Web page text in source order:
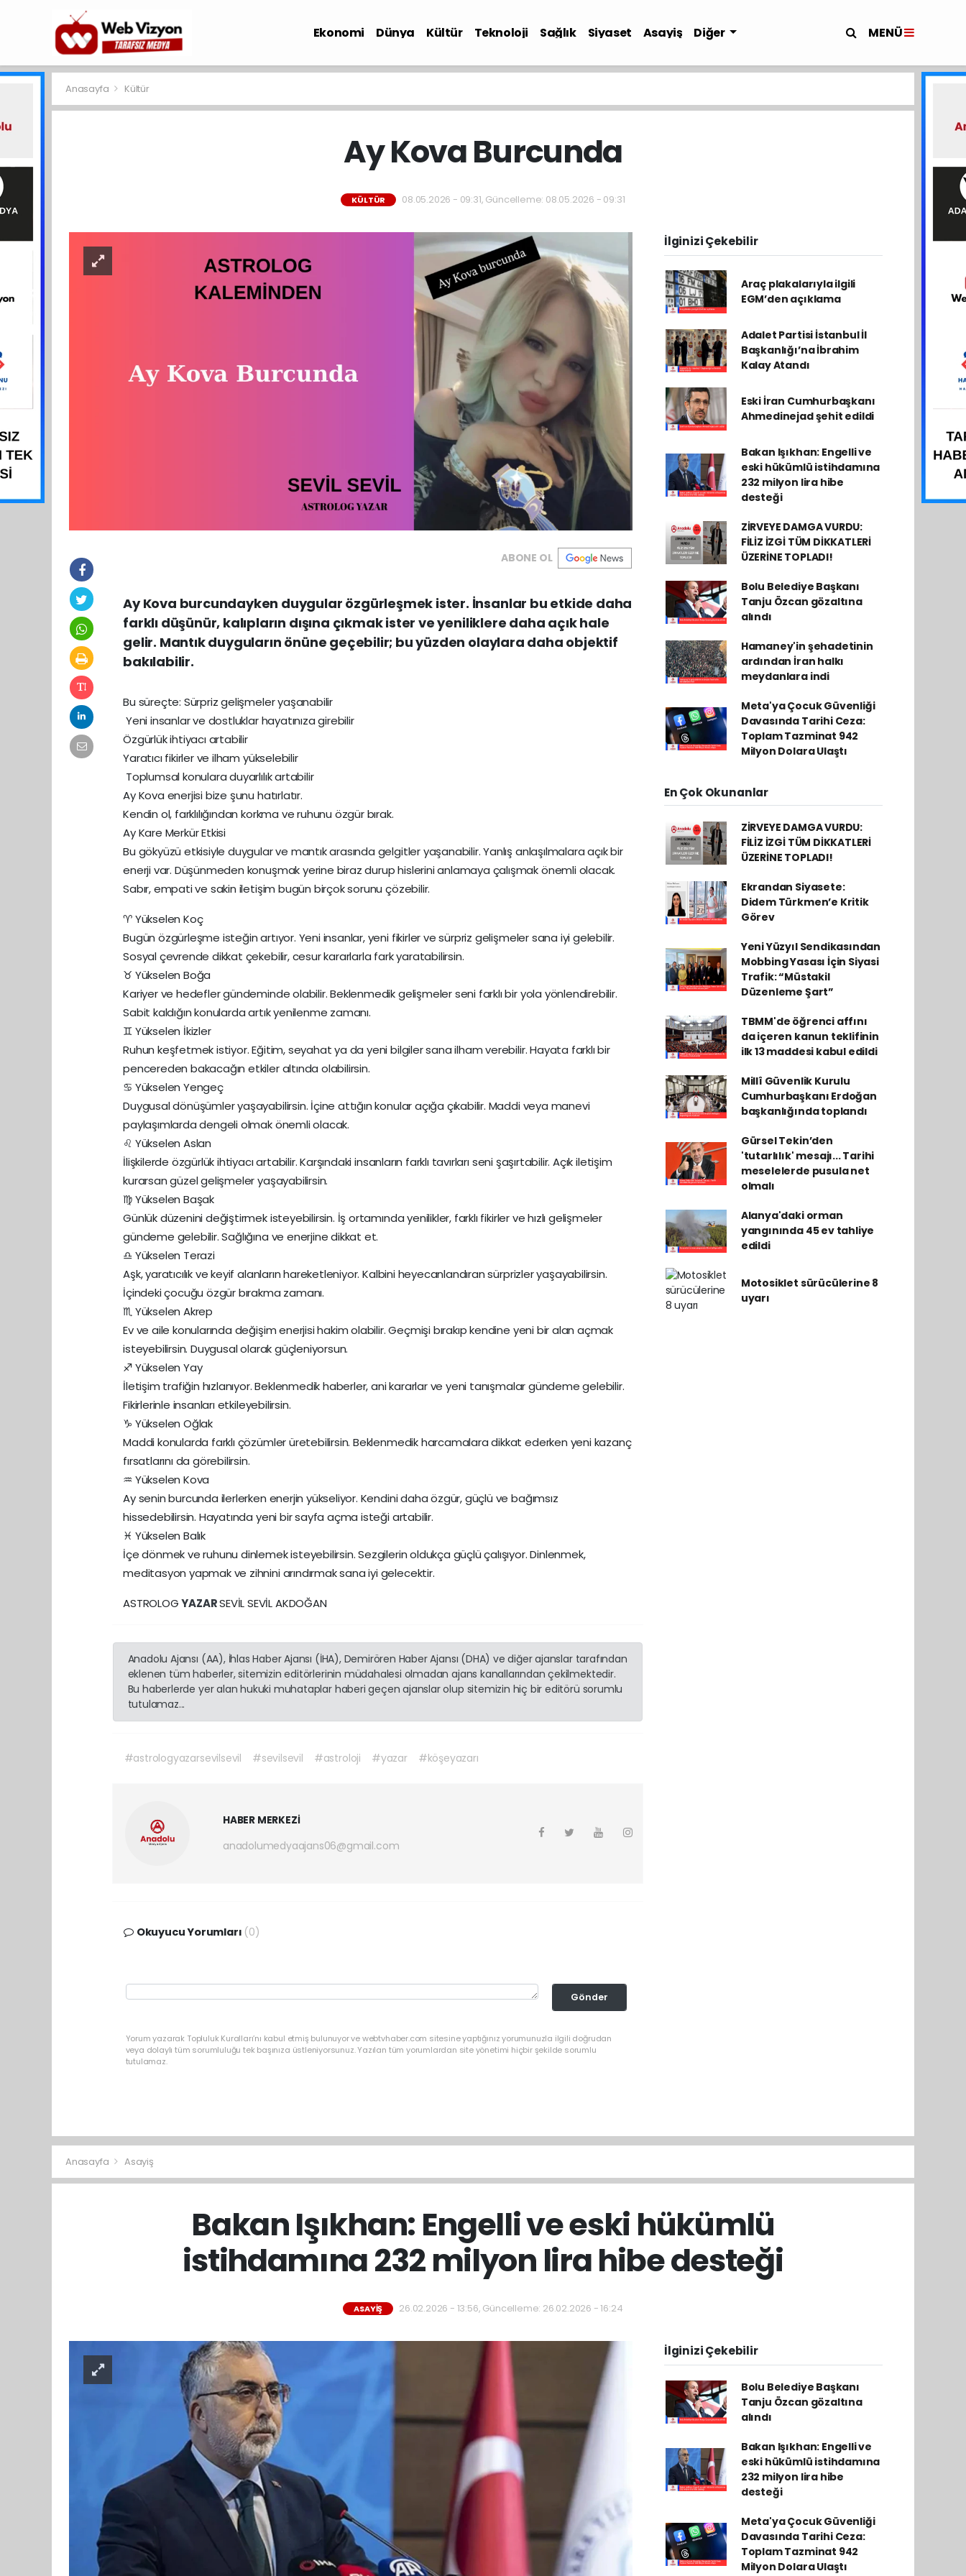
Ekonomi Dünya Kültür Teknoloji Sağlık Siyaset Asayiş Diğer MENÜ
Anasayfa Kültür
Ay Kova Burcunda
KÜLTÜR 08.05.2026 - 09:31, Güncelleme: 08.05.2026 - 09:31
ABONE OL
Ay Kova burcundayken duygular özgürleşmek ister. İnsanlar bu etkide daha
farklı düşünür, kalıpların dışına çıkmak ister ve yeniliklere daha açık hale
gelir. Mantık duyguların önüne geçebilir; bu yüzden olaylara daha objektif
bakılabilir.
Bu süreçte: Sürpriz gelişmeler yaşanabilir
Yeni insanlar ve dostluklar hayatınıza girebilir
Özgürlük ihtiyacı artabilir
Yaratıcı fikirler ve ilham yükselebilir
Toplumsal konulara duyarlılık artabilir
Ay Kova enerjisi bize şunu hatırlatır.
Kendin ol, farklılığından korkma ve ruhunu özgür bırak.
Ay Kare Merkür Etkisi
Bu gökyüzü etkisiyle duygular ve mantık arasında gelgitler yaşanabilir. Yanlış anlaşılmalara açık bir
enerji var. Düşünmeden konuşmak yerine biraz durup hislerini anlamaya çalışmak önemli olacak.
Sabır, empati ve sakin iletişim bugün birçok sorunu çözebilir.
♈ Yükselen Koç
Bugün özgürleşme isteğin artıyor. Yeni insanlar, yeni fikirler ve sürpriz gelişmeler sana iyi gelebilir.
Sosyal çevrende dikkat çekebilir, cesur kararlarla fark yaratabilirsin.
♉ Yükselen Boğa
Kariyer ve hedefler gündeminde olabilir. Beklenmedik gelişmeler seni farklı bir yola yönlendirebilir.
Sabit kaldığın konularda artık yenilenme zamanı.
♊ Yükselen İkizler
Ruhun keşfetmek istiyor. Eğitim, seyahat ya da yeni bilgiler sana ilham verebilir. Hayata farklı bir
pencereden bakacağın etkiler altında olabilirsin.
♋ Yükselen Yengeç
Duygusal dönüşümler yaşayabilirsin. İçine attığın konular açığa çıkabilir. Maddi veya manevi
paylaşımlarda dengeli olmak önemli olacak.
♌ Yükselen Aslan
İlişkilerde özgürlük ihtiyacı artabilir. Karşındaki insanların farklı tavırları seni şaşırtabilir. Açık iletişim
kurarsan güzel gelişmeler yaşayabilirsin.
♍ Yükselen Başak
Günlük düzenini değiştirmek isteyebilirsin. İş ortamında yenilikler, farklı fikirler ve hızlı gelişmeler
gündeme gelebilir. Sağlığına ve enerjine dikkat et.
♎ Yükselen Terazi
Aşk, yaratıcılık ve keyif alanların hareketleniyor. Kalbini heyecanlandıran sürprizler yaşayabilirsin.
İçindeki çocuğu özgür bırakma zamanı.
♏ Yükselen Akrep
Ev ve aile konularında değişim enerjisi hakim olabilir. Geçmişi bırakıp kendine yeni bir alan açmak
isteyebilirsin. Duygusal olarak güçleniyorsun.
♐ Yükselen Yay
İletişim trafiğin hızlanıyor. Beklenmedik haberler, ani kararlar ve yeni tanışmalar gündeme gelebilir.
Fikirlerinle insanları etkileyebilirsin.
♑ Yükselen Oğlak
Maddi konularda farklı çözümler üretebilirsin. Beklenmedik harcamalara dikkat ederken yeni kazanç
fırsatlarını da görebilirsin.
♒ Yükselen Kova
Ay senin burcunda ilerlerken enerjin yükseliyor. Kendini daha özgür, güçlü ve bağımsız
hissedebilirsin. Hayatında yeni bir sayfa açma isteği artabilir.
♓ Yükselen Balık
İçe dönmek ve ruhunu dinlemek isteyebilirsin. Sezgilerin oldukça güçlü çalışıyor. Dinlenmek,
meditasyon yapmak ve zihnini arındırmak sana iyi gelecektir.
ASTROLOGYAZARSEVİL SEVİL AKDOĞAN
Anadolu Ajansı (AA), İhlas Haber Ajansı (İHA), Demirören Haber Ajansı (DHA) ve diğer ajanslar tarafından
eklenen tüm haberler, sitemizin editörlerinin müdahalesi olmadan ajans kanallarından çekilmektedir.
Bu haberlerde yer alan hukuki muhataplar haberi geçen ajanslar olup sitemizin hiç bir editörü sorumlu
tutulamaz...
#astrologyazarsevilsevil #sevilsevil #astroloji #yazar #köşeyazarı
HABER MERKEZİ
anadolumedyaajans06@gmail.com
Okuyucu Yorumları (0)
Gönder
Yorum yazarak Topluluk Kuralları’nı kabul etmiş bulunuyor ve webtvhaber.com sitesine yaptığınız yorumunuzla ilgili doğrudan
veya dolaylı tüm sorumluluğu tek başınıza üstleniyorsunuz. Yazılan tüm yorumlardan site yönetimi hiçbir şekilde sorumlu
tutulamaz.
İlginizi Çekebilir
Araç plakalarıyla ilgili
EGM’den açıklama
Adalet Partisi İstanbul İl
Başkanlığı’na İbrahim
Kalay Atandı
Eski İran Cumhurbaşkanı
Ahmedinejad şehit edildi
Bakan Işıkhan: Engelli ve
eski hükümlü istihdamına
232 milyon lira hibe
desteği
ZİRVEYE DAMGA VURDU:
FİLİZ İZGİ TÜM DİKKATLERİ
ÜZERİNE TOPLADI!
Bolu Belediye Başkanı
Tanju Özcan gözaltına
alındı
Hamaney'in şehadetinin
ardından İran halkı
meydanlara indi
Meta'ya Çocuk Güvenliği
Davasında Tarihi Ceza:
Toplam Tazminat 942
Milyon Dolara Ulaştı
En Çok Okunanlar
ZİRVEYE DAMGA VURDU:
FİLİZ İZGİ TÜM DİKKATLERİ
ÜZERİNE TOPLADI!
Ekrandan Siyasete:
Didem Türkmen’e Kritik
Görev
Yeni Yüzyıl Sendikasından
Mobbing Yasası İçin Siyasi
Trafik: “Müstakil
Düzenleme Şart”
TBMM'de öğrenci affını
da içeren kanun teklifinin
ilk 13 maddesi kabul edildi
Millî Güvenlik Kurulu
Cumhurbaşkanı Erdoğan
başkanlığında toplandı
Gürsel Tekin’den
'tutarlılık' mesajı... Tarihi
meselelerde pusula net
olmalı
Alanya'daki orman
yangınında 45 ev tahliye
edildi
Motosiklet sürücülerine 8
uyarı
Anasayfa Asayiş
Bakan Işıkhan: Engelli ve eski hükümlü
istihdamına 232 milyon lira hibe desteği
ASAYIŞ 26.02.2026 - 13:56, Güncelleme: 26.02.2026 - 16:24
İlginizi Çekebilir
Bolu Belediye Başkanı
Tanju Özcan gözaltına
alındı
Bakan Işıkhan: Engelli ve
eski hükümlü istihdamına
232 milyon lira hibe
desteği
Meta'ya Çocuk Güvenliği
Davasında Tarihi Ceza:
Toplam Tazminat 942
Milyon Dolara Ulaştı